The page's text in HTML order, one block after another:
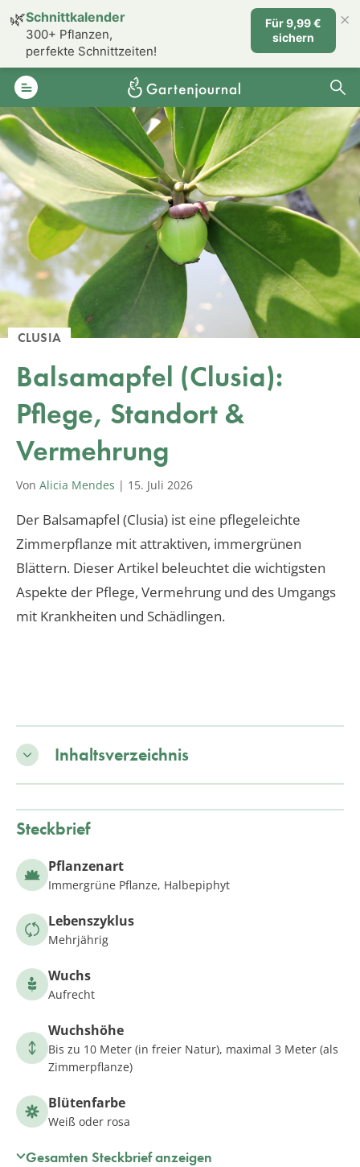
CLUSIA
Balsamapfel (Clusia):
Pflege, Standort &
Vermehrung
Von Alicia Mendes | 15. Juli 2026
Der Balsamapfel (Clusia) ist eine pflegeleichte
Zimmerpflanze mit attraktiven, immergrünen
Blättern. Dieser Artikel beleuchtet die wichtigsten
Aspekte der Pflege, Vermehrung und des Umgangs
mit Krankheiten und Schädlingen.
Inhaltsverzeichnis
Steckbrief
Pflanzenart
Immergrüne Pflanze, Halbepiphyt
Lebenszyklus
Mehrjährig
Wuchs
Aufrecht
Wuchshöhe
Bis zu 10 Meter (in freier Natur), maximal 3 Meter (als
Zimmerpflanze)
Blütenfarbe
Weiß oder rosa
Gesamten Steckbrief anzeigen
🌿Schnittkalender
300+ Pflanzen,
perfekte Schnittzeiten!
Für 9,99 €
sichern
×